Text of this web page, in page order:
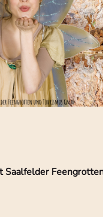
Saalfelder